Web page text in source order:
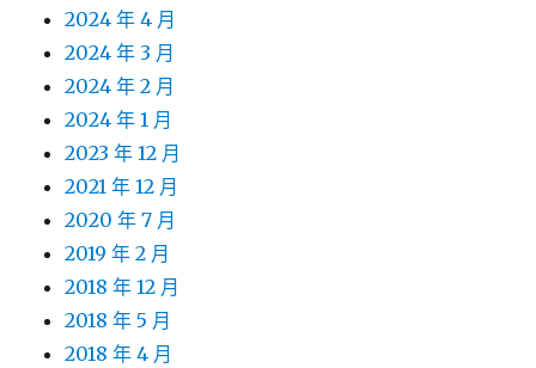
2024 年 4 月
2024 年 3 月
2024 年 2 月
2024 年 1 月
2023 年 12 月
2021 年 12 月
2020 年 7 月
2019 年 2 月
2018 年 12 月
2018 年 5 月
2018 年 4 月